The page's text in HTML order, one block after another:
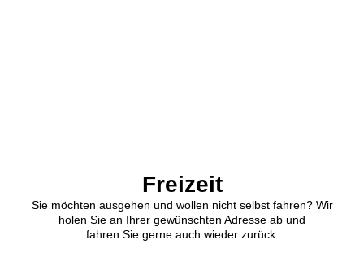
Freizeit
Sie möchten ausgehen und wollen nicht selbst fahren? Wir
holen Sie an Ihrer gewünschten Adresse ab und
fahren Sie gerne auch wieder zurück.